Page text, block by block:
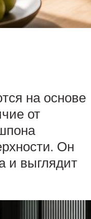
на основе
от
Он
и выглядит